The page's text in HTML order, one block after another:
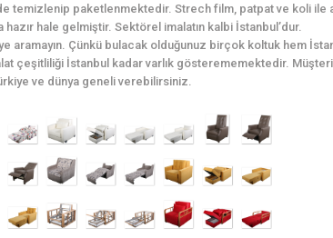
temizlenip paketlenmektedir. Strech film, patpat ve koli ile
hazır hale gelmiştir. Sektörel imalatın kalbi İstanbul’dur.
aramayın. Çünkü bulacak olduğunuz birçok koltuk hem
çeşitliliği İstanbul kadar varlık gösterememektedir.
ve dünya geneli verebilirsiniz.